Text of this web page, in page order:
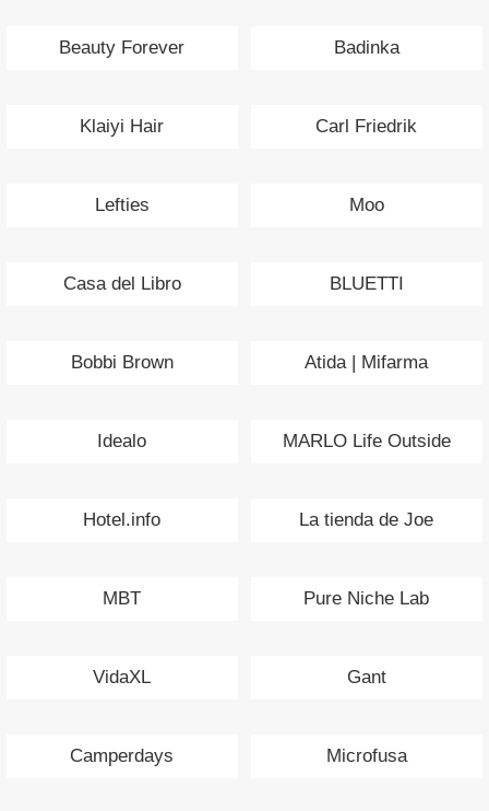
Beauty Forever Badinka
Klaiyi Hair Carl Friedrik
Lefties Moo
Casa del Libro BLUETTI
Bobbi Brown Atida | Mifarma
Idealo MARLO Life Outside
Hotel.info La tienda de Joe
MBT Pure Niche Lab
VidaXL Gant
Camperdays Microfusa